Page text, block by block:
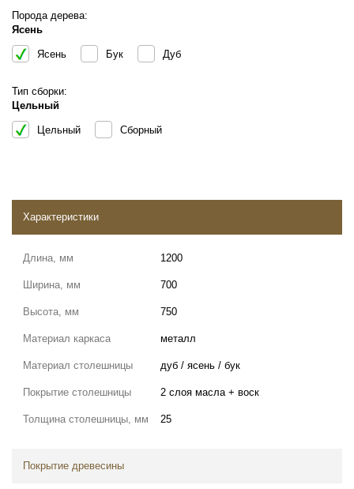
Порода дерева:
Ясень
Ясень Бук Дуб
Тип сборки:
Цельный
Цельный Сборный
Характеристики
Длина, мм 1200
Ширина, мм 700
Высота, мм 750
Материал каркаса металл
Материал столешницы дуб / ясень / бук
Покрытие столешницы 2 слоя масла + воск
Толщина столешницы, мм 25
Покрытие древесины